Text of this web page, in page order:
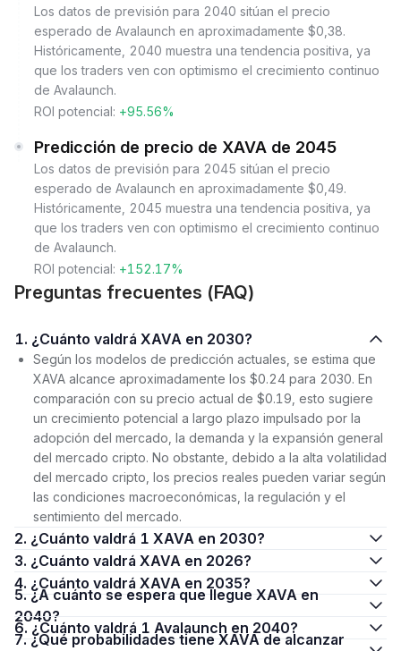
Los datos de previsión para 2040 sitúan el precio
esperado de Avalaunch en aproximadamente $0,38.
Históricamente, 2040 muestra una tendencia positiva, ya
que los traders ven con optimismo el crecimiento continuo
de Avalaunch.
ROI potencial: +95.56%
Predicción de precio de XAVA de 2045
Los datos de previsión para 2045 sitúan el precio
esperado de Avalaunch en aproximadamente $0,49.
Históricamente, 2045 muestra una tendencia positiva, ya
que los traders ven con optimismo el crecimiento continuo
de Avalaunch.
ROI potencial: +152.17%
Preguntas frecuentes (FAQ)
1. ¿Cuánto valdrá XAVA en 2030?
Según los modelos de predicción actuales, se estima que
XAVA alcance aproximadamente los $0.24 para 2030. En
comparación con su precio actual de $0.19, esto sugiere
un crecimiento potencial a largo plazo impulsado por la
adopción del mercado, la demanda y la expansión general
del mercado cripto. No obstante, debido a la alta volatilidad
del mercado cripto, los precios reales pueden variar según
las condiciones macroeconómicas, la regulación y el
sentimiento del mercado.
2. ¿Cuánto valdrá 1 XAVA en 2030?
3. ¿Cuánto valdrá XAVA en 2026?
4. ¿Cuánto valdrá XAVA en 2035?
5. ¿A cuánto se espera que llegue XAVA en
2040?
6. ¿Cuánto valdrá 1 Avalaunch en 2040?
7. ¿Qué probabilidades tiene XAVA de alcanzar